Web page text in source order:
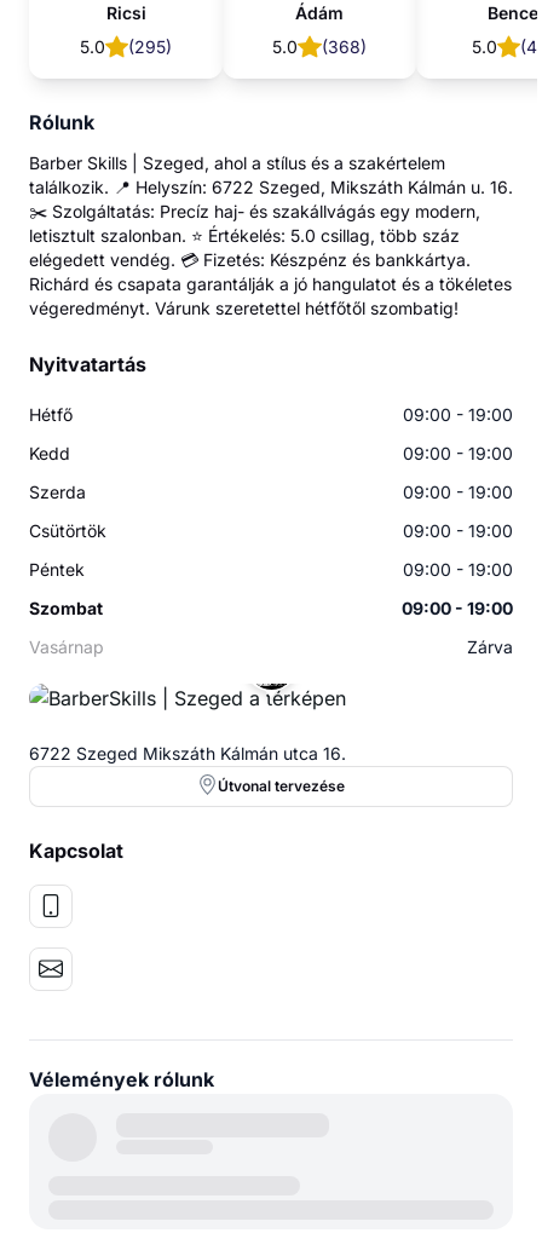
Ricsi
5.0
(295)
Ádám
5.0
(368)
Bence
5.0
(
Rólunk
Barber Skills | Szeged, ahol a stílus és a szakértelem
találkozik. 📍 Helyszín: 6722 Szeged, Mikszáth Kálmán u. 16.
✂️ Szolgáltatás: Precíz haj- és szakállvágás egy modern,
letisztult szalonban. ⭐️ Értékelés: 5.0 csillag, több száz
elégedett vendég. 💳 Fizetés: Készpénz és bankkártya.
Richárd és csapata garantálják a jó hangulatot és a tökéletes
végeredményt. Várunk szeretettel hétfőtől szombatig!
Nyitvatartás
Hétfő
09:00 - 19:00
Kedd
09:00 - 19:00
Szerda
09:00 - 19:00
Csütörtök
09:00 - 19:00
Péntek
09:00 - 19:00
Szombat
09:00 - 19:00
Vasárnap
Zárva
6722 Szeged Mikszáth Kálmán utca 16.
Útvonal tervezése
Kapcsolat
Vélemények rólunk